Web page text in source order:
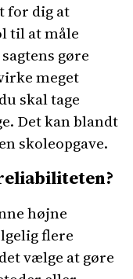
for dig at
til at måle
gøre
meget
skal tage
Det kan blandt
skoleopgave.
højne
flere
vælge at gøre